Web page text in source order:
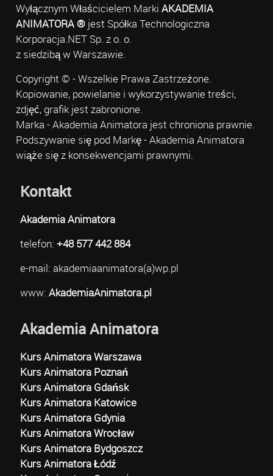
Wyłącznym Właścicielem Marki AKADEMIA
ANIMATORA ®jest Spółka Technologiczna
Korporacja.NET Sp. z o. o.
z siedzibą w Warszawie.
Copyright © - Wszelkie Prawa Zastrzeżone.
Kopiowanie, powielanie i wykorzystywanie treści,
zdjęć, grafik jest zabronione.
Marka - Akademia Animatora jest chroniona prawnie.
Podszywanie się pod Markę - Akademia Animatora
wiąże się z konsekwencjami prawnymi.
Kontakt
Akademia Animatora
telefon: +48 577 442 884
e-mail: akademiaanimatora(a)wp.pl
www: AkademiaAnimatora.pl
Akademia Animatora
Kurs Animatora Warszawa
Kurs Animatora Poznań
Kurs Animatora Gdańsk
Kurs Animatora Katowice
Kurs Animatora Gdynia
Kurs Animatora Wrocław
Kurs Animatora Bydgoszcz
Kurs Animatora Łódź